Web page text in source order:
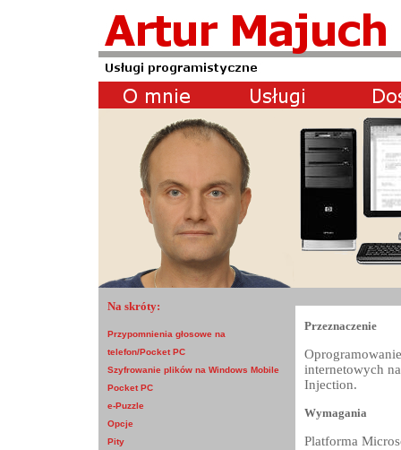
Na skróty:
Przypomnienia głosowe na
telefon/Pocket PC
Szyfrowanie plików na Windows Mobile
Pocket PC
e-Puzzle
Opcje
Pity
Przeznaczenie
internetowych
Injection.
Wymagania
Platforma